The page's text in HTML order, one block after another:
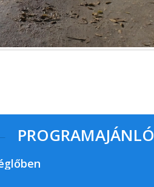
PROGRAMAJÁNLÓ